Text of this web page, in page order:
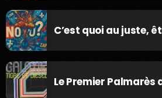
C’est quoi au juste,
Le Premier Palmarès